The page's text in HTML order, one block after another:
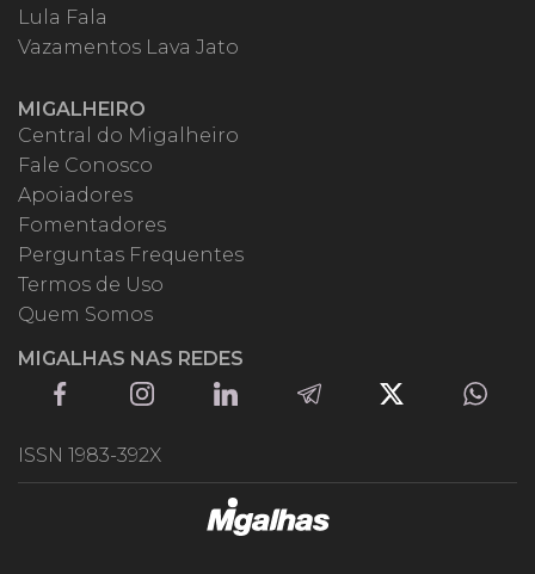
Lula Fala
Vazamentos Lava Jato
MIGALHEIRO
Central do Migalheiro
Fale Conosco
Apoiadores
Fomentadores
Perguntas Frequentes
Termos de Uso
Quem Somos
MIGALHAS NAS REDES
ISSN 1983-392X